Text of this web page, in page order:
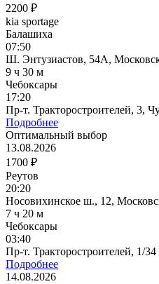
2200 ₽
kia sportage
Балашиха
07:50
Ш. Энтузиастов, 54А,
9 ч 30 м
Чебоксары
17:20
Пр-т. Тракторостроителей, 3,
Подробнее
Оптимальный выбор
13.08.2026
1700 ₽
Реутов
20:20
Носовихинское ш., 12,
7 ч 20 м
Чебоксары
03:40
Пр-т. Тракторостроителей, 1/
Подробнее
14.08.2026